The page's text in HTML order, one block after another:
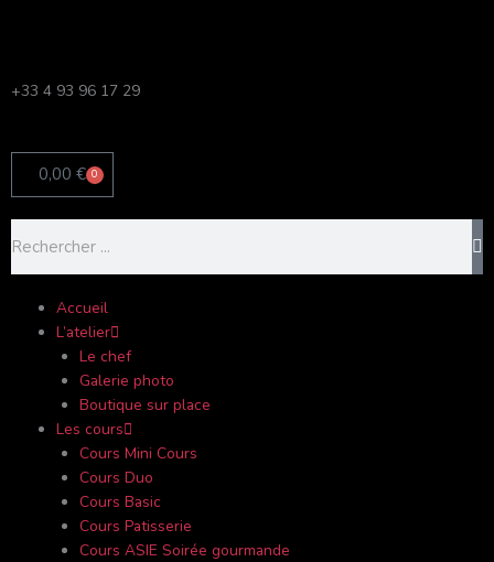
+33 4 93 96 17 29
0,00 € 0
Panier
Accueil
L’atelier
Le chef
Galerie photo
Boutique sur place
Les cours
Cours Mini Cours
Cours Duo
Cours Basic
Cours Patisserie
Cours ASIE Soirée gourmande